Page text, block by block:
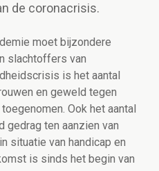
de coronacrisis.
moet bijzondere
slachtoffers van
is het aantal
en geweld tegen
Ook het aantal
gedrag ten aanzien van
situatie van handicap en
is sinds het begin van